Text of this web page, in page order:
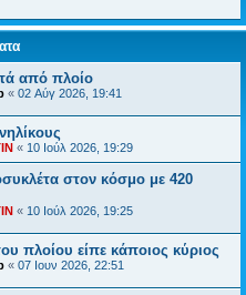
από πλοίο
« 02 Αύγ 2026, 19:41
« 10 Ιούλ 2026, 19:29
στον κόσμο με 420
« 10 Ιούλ 2026, 19:25
πλοίου είπε κάποιος κύριος
« 07 Ιουν 2026, 22:51